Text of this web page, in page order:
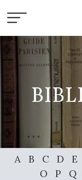
A B C D E
O
P Q